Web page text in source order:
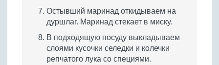
Остывший маринад откидываем на
дуршлаг. Маринад стекает в миску.
В подходящую посуду выкладываем
слоями кусочки селедки и колечки
репчатого лука со специями.